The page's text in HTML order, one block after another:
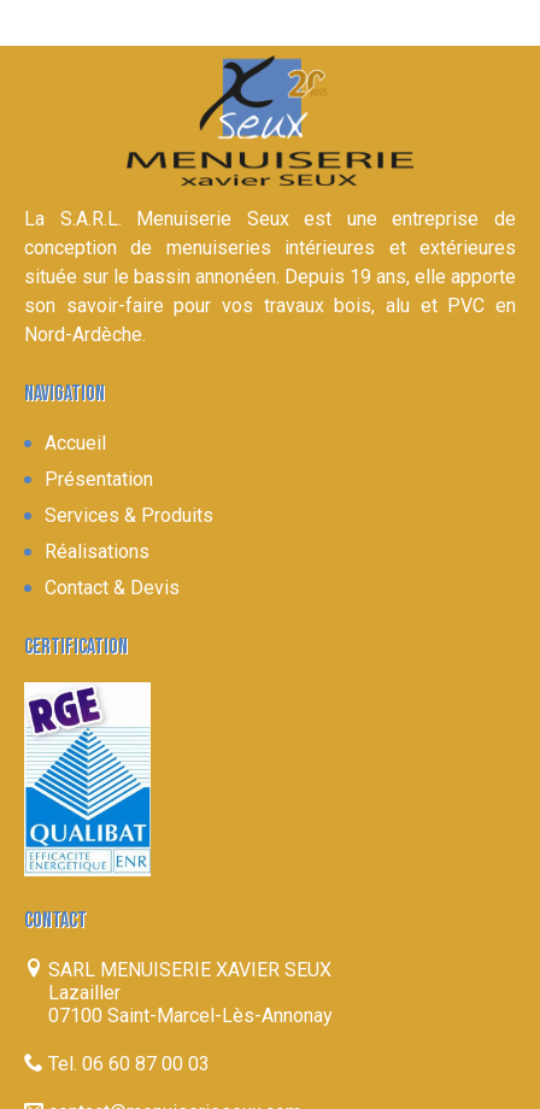
La S.A.R.L. Menuiserie Seux est une entreprise de
conception de menuiseries intérieures et extérieures
située sur le bassin annonéen. Depuis 19 ans, elle apporte
son savoir-faire pour vos travaux bois, alu et PVC en
Nord-Ardèche.
NAVIGATION
Accueil
Présentation
Services & Produits
Réalisations
Contact & Devis
CERTIFICATION
CONTACT
SARL MENUISERIE XAVIER SEUX
Lazailler
07100 Saint-Marcel-Lès-Annonay
Tel. 06 60 87 00 03